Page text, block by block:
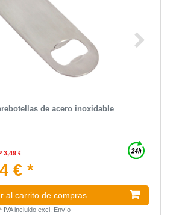
de acero inoxidable
3,49 €
€ *
al carrito de compras
* IVA incluido excl. Envío